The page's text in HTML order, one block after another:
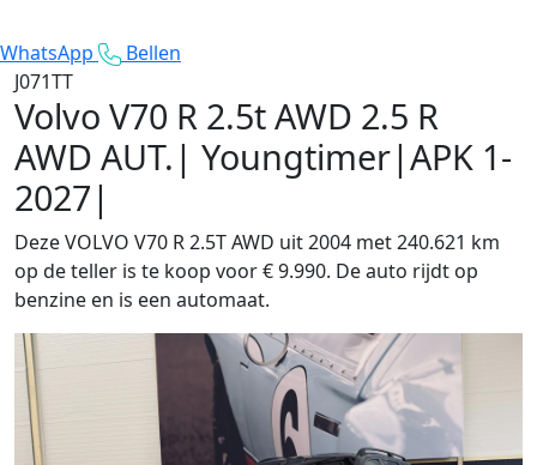
WhatsApp
Bellen
J071TT
Volvo V70 R 2.5t AWD 2.5 R
AWD AUT.| Youngtimer|APK 1-
2027|
Deze VOLVO V70 R 2.5T AWD uit 2004 met 240.621 km
op de teller is te koop voor € 9.990. De auto rijdt op
benzine en is een automaat.